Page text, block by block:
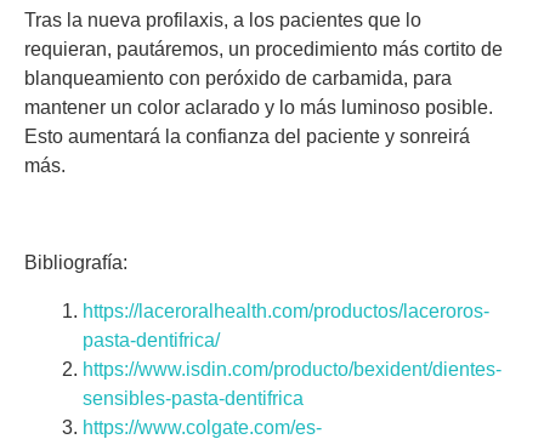
Tras la nueva profilaxis, a los pacientes que lo
requieran, pautáremos, un procedimiento más cortito de
blanqueamiento con peróxido de carbamida, para
mantener un color aclarado y lo más luminoso posible.
Esto aumentará la confianza del paciente y sonreirá
más.
Bibliografía:
https://laceroralhealth.com/productos/laceroros-
pasta-dentifrica/
https://www.isdin.com/producto/bexident/dientes-
sensibles-pasta-dentifrica
https://www.colgate.com/es-